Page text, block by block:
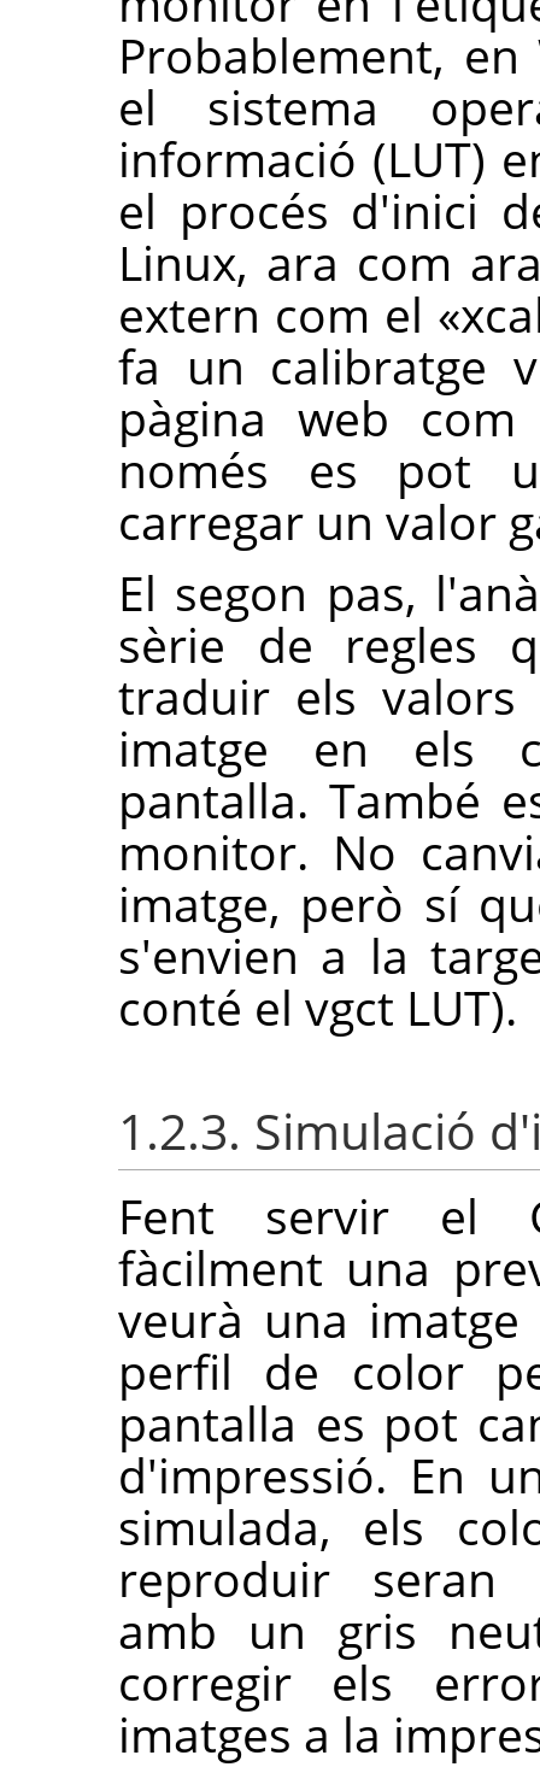
Probablement, en
el sistema
informació (LUT)
el procés d'inici
Linux, ara com
extern com el
fa un calibratge
pàgina web
només es pot
carregar un valor
El segon pas,
sèrie de regles
traduir els
imatge en els
pantalla. També
monitor. No
imatge, però sí
s'envien a la
conté el vgct LUT).
1.2.3. Simulació
Fent servir el
fàcilment una
veurà una
perfil de color
pantalla es pot
d'impressió. En
simulada, els
reproduir seran
amb un gris
corregir els
imatges a la